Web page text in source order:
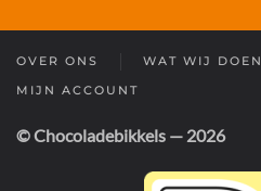
OVER ONS WAT WIJ DOEN
MIJN ACCOUNT
© Chocoladebikkels — 2026